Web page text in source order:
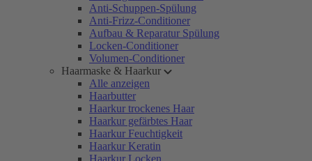
Anti-Schuppen-Spülung
Anti-Frizz-Conditioner
Aufbau & Reparatur Spülung
Locken-Conditioner
Volumen-Conditioner
Haarmaske & Haarkur
Alle anzeigen
Haarbutter
Haarkur trockenes Haar
Haarkur gefärbtes Haar
Haarkur Feuchtigkeit
Haarkur Keratin
Haarkur Locken